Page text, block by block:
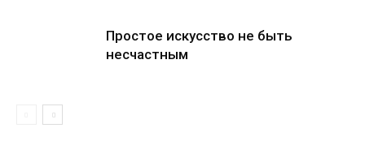
Простое искусство не быть
несчастным